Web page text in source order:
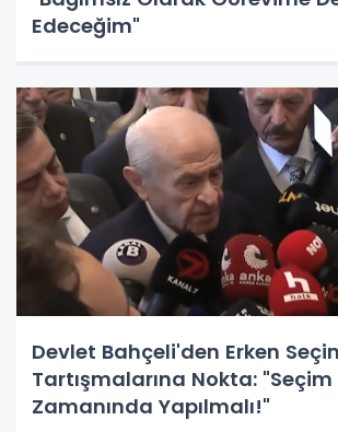
Edeceğim"
Devlet Bahçeli'den Erken
Tartışmalarına Nokta: "Seçim
Zamanında Yapılmalı!"